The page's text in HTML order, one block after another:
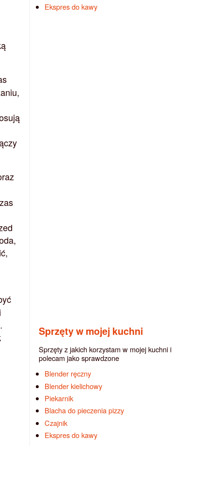
Ekspres do kawy
Sprzęty w mojej kuchni
Sprzęty z jakich korzystam w mojej kuchni i
polecam jako sprawdzone
Blender ręczny
Blender kielichowy
Piekarnik
Blacha do pieczenia pizzy
Czajnik
Ekspres do kawy